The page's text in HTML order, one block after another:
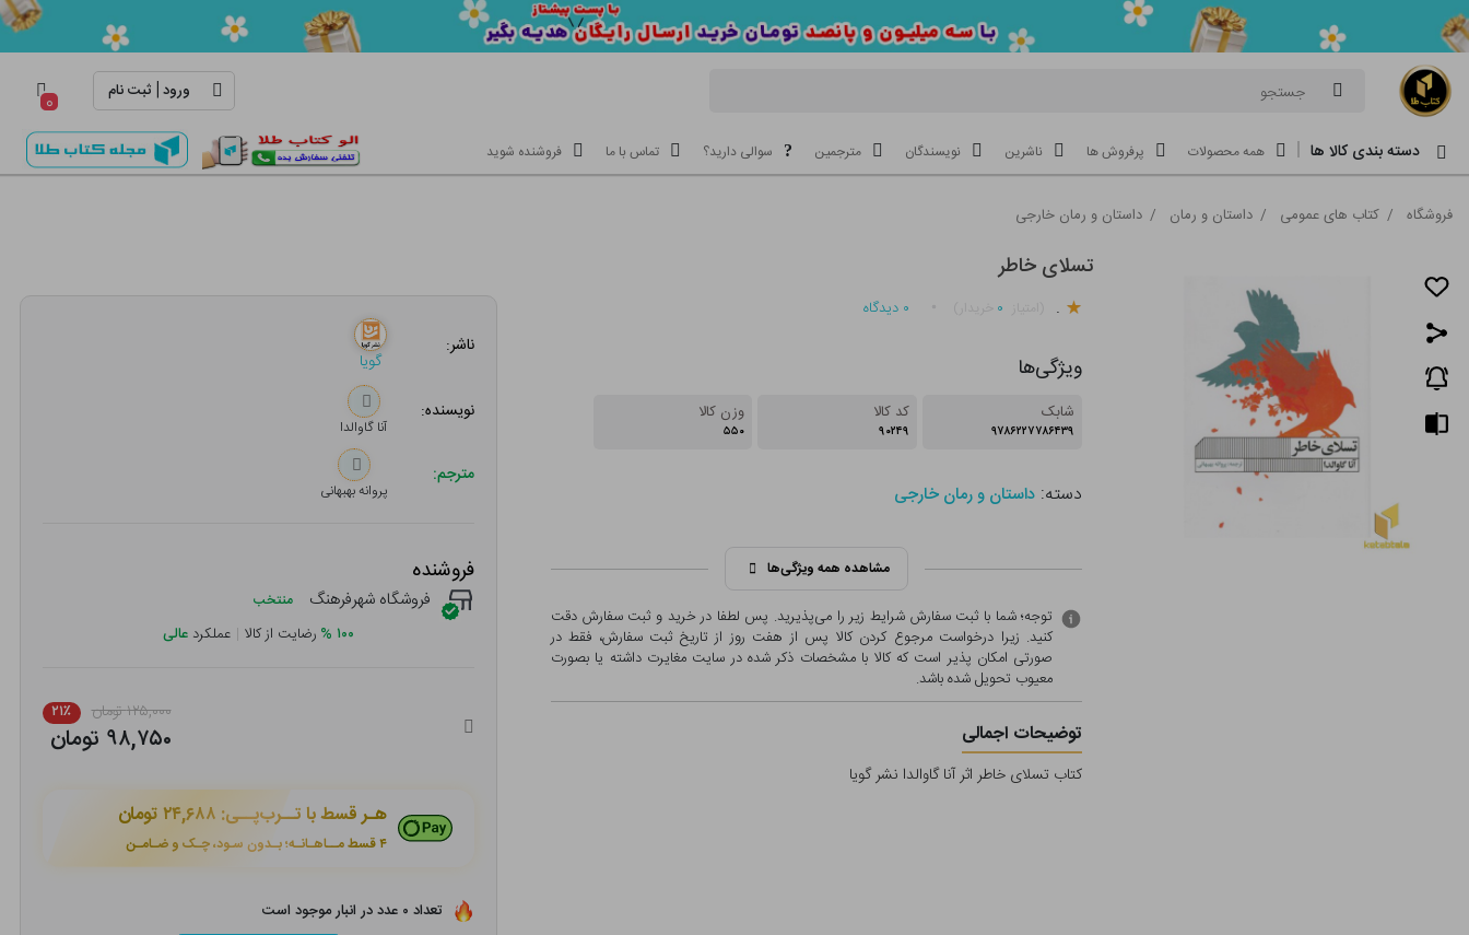
جستجو ورود| ثبت نام ۰
دسته بندی کالا ها همه محصولات پرفروش ها ناشرین نویسندگان مترجمین سوالی دارید؟ تماس با ما فروشنده شوید
فروشگاه / کتاب های عمومی / داستان و رمان / داستان و رمان خارجی
تسلای خاطر
. ۰ ۰ دیدگاه
ویژگی‌ها
شابک
۹۷۸۶۲۲۷۷۸۶۴۳۹
کد کالا
۹۰۲۴۹
وزن کالا
۵۵۰
دسته: داستان و رمان خارجی
مشاهده همه ویژگی‌ها
توجه؛ شما با ثبت سفارش شرایط زیر را می‌پذیرید. پس لطفا در خرید و ثبت سفارش دقت
کنید. زیرا درخواست مرجوع کردن کالا پس از هفت روز از تاریخ ثبت سفارش، فقط در
صورتی امکان پذیر است که کالا با مشخصات ذکر شده در سایت مغایرت داشته یا بصورت
معيوب تحویل شده باشد.
توضیحات اجمالی
کتاب تسلای خاطر اثر آنا گاوالدا نشر گویا
ناشر:
گویا
نویسنده:
آنا گاوالدا
مترجم:
پروانه بهبهانی
فروشنده
فروشگاه شهرفرهنگ منتخب
۱۰۰ % رضایت از کالا | عملکرد عالی
۱۲۵,۰۰۰ تومان ۲۱٪
۹۸,۷۵۰ تومان
هـر قسط با تــرب‌پــی: ۲۴,۶۸۸ تومان
۴ قسط مــاهـانـه؛ بـدون سـود، چـک و ضـامـن
تعداد ۰ عدد در انبار موجود است